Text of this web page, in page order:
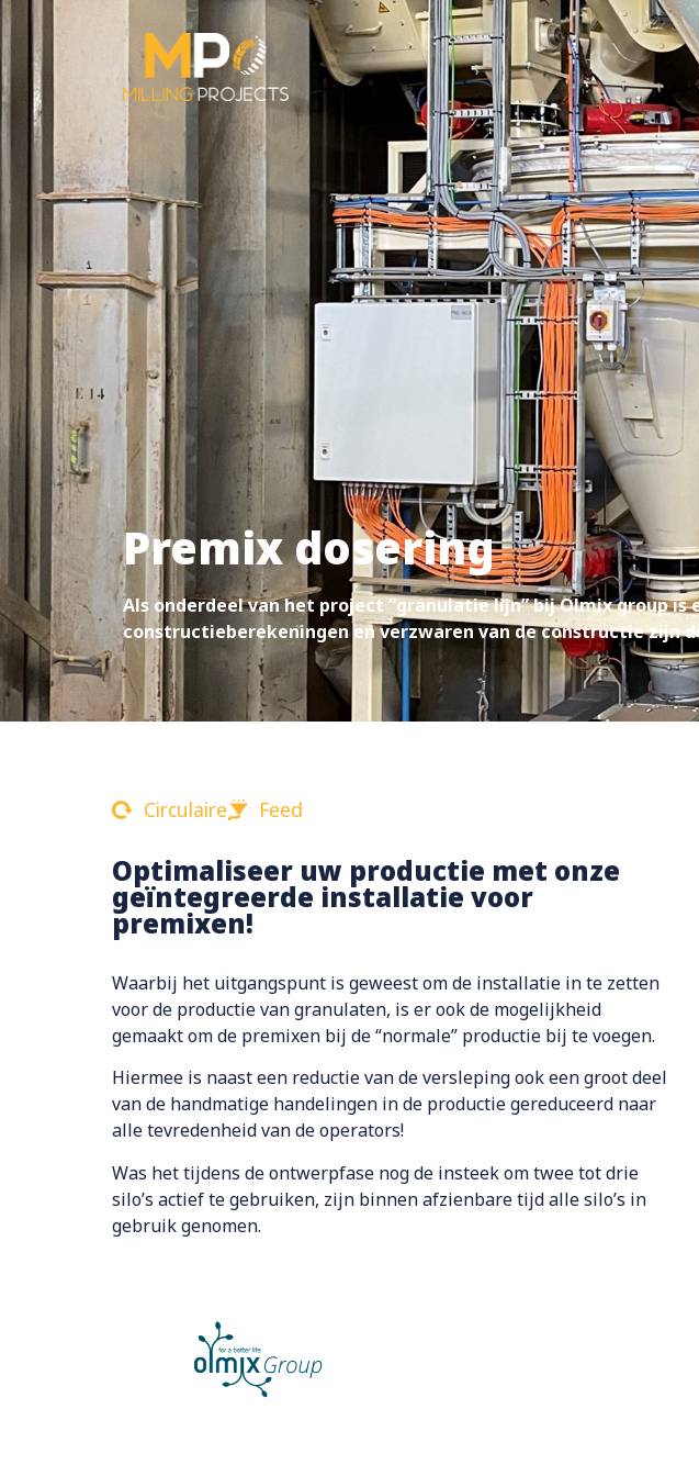
Premix dosering
Als onderdeel van het project “granulatie lijn” bij Olmix group
constructieberekeningen en verzwaren van de constructie zijn
Circulaire Feed
Optimaliseer uw productie met onze
geïntegreerde installatie voor
premixen!
Waarbij het uitgangspunt is geweest om de installatie in te zetten
voor de productie van granulaten, is er ook de mogelijkheid
gemaakt om de premixen bij de “normale” productie bij te voegen.
Hiermee is naast een reductie van de versleping ook een groot deel
van de handmatige handelingen in de productie gereduceerd naar
alle tevredenheid van de operators!
Was het tijdens de ontwerpfase nog de insteek om twee tot drie
silo’s actief te gebruiken, zijn binnen afzienbare tijd alle silo’s in
gebruik genomen.